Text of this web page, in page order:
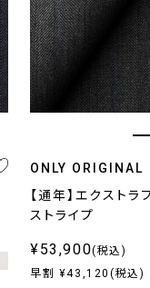
ONLY ORIGINAL
【通年】エクスト
ストライプ
¥53,900(税込)
早割 ¥43,120(税込)